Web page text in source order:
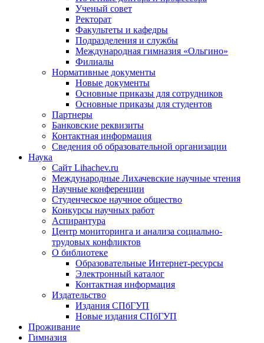
Ученый совет
Ректорат
Факультеты и кафедры
Подразделения и службы
Международная гимназия «Ольгино»
Филиалы
Нормативные документы
Новые документы
Основные приказы для сотрудников
Основные приказы для студентов
Партнеры
Банковские реквизиты
Контактная информация
Сведения об образовательной организации
Наука
Сайт Lihachev.ru
Международные Лихачевские научные чтения
Научные конференции
Студенческое научное общество
Конкурсы научных работ
Аспирантура
Центр мониторинга и анализа социально-
трудовых конфликтов
О библиотеке
Образовательные Интернет-ресурсы
Электронный каталог
Контактная информация
Издательство
Издания СПбГУП
Новые издания СПбГУП
Проживание
Гимназия